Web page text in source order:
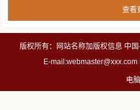
查看
版权所有：网站名称加版权信息 中
E-
电